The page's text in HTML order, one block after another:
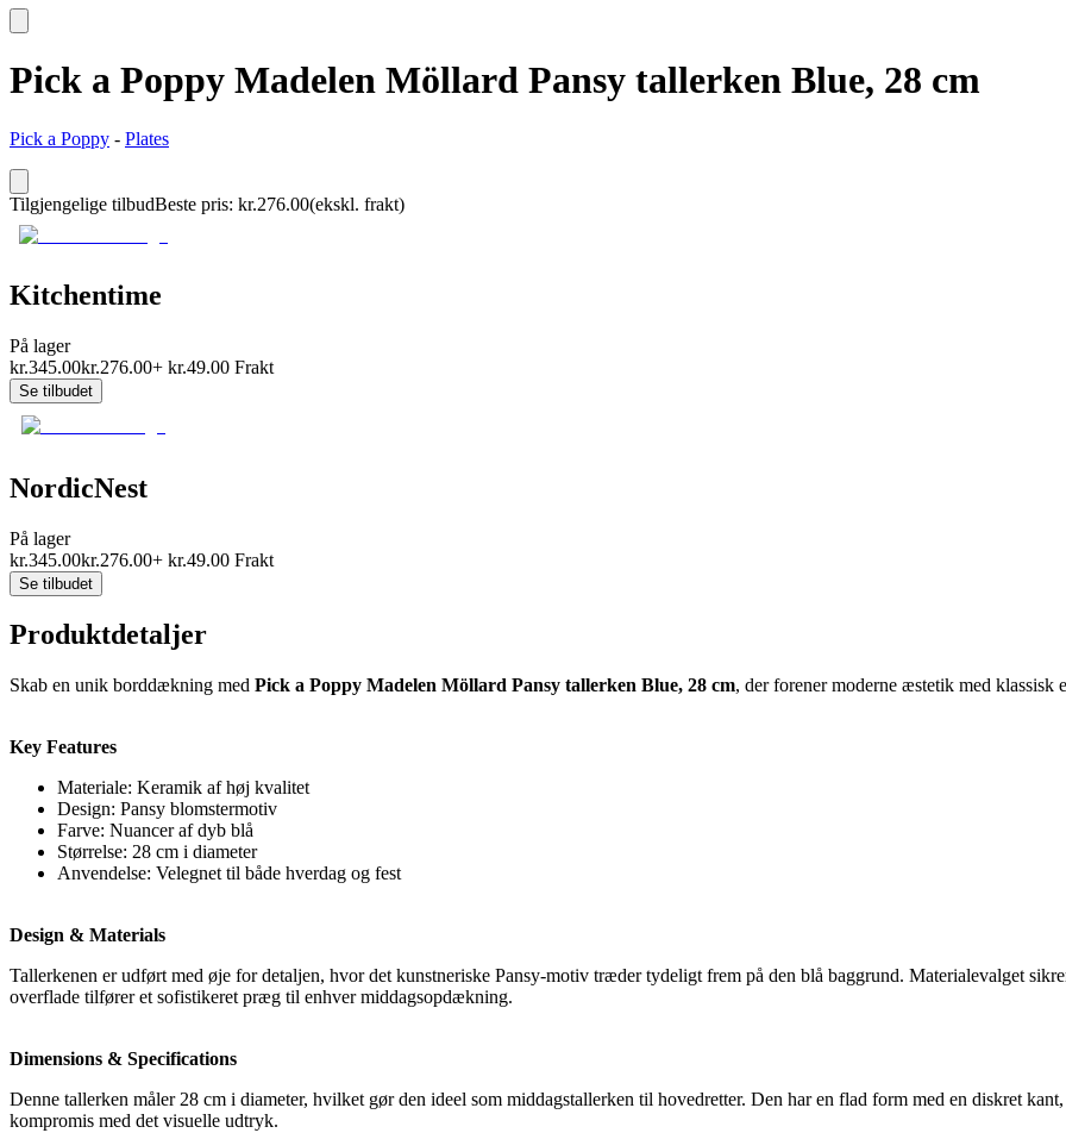
Pick a Poppy Madelen Möllard Pansy tallerken Blue, 28 cm
Pick a Poppy - Plates
Tilgjengelige tilbudBeste pris: kr.276.00(ekskl. frakt)
Kitchentime
På lager
kr.345.00kr.276.00+ kr.49.00 Frakt
Se tilbudet
NordicNest
På lager
kr.345.00kr.276.00+ kr.49.00 Frakt
Se tilbudet
Produktdetaljer
Skab en unik borddækning med Pick a Poppy Madelen Möllard Pansy tallerken Blue, 28 cm, der forener moderne æstetik med klassisk
Key Features
Materiale: Keramik af høj kvalitet
Design: Pansy blomstermotiv
Farve: Nuancer af dyb blå
Størrelse: 28 cm i diameter
Anvendelse: Velegnet til både hverdag og fest
Design & Materials
Tallerkenen er udført med øje for detaljen, hvor det kunstneriske Pansy-motiv træder tydeligt frem på den blå baggrund. Materialevalget
overflade tilfører et sofistikeret præg til enhver middagsopdækning.
Dimensions & Specifications
Denne tallerken måler 28 cm i diameter, hvilket gør den ideel som middagstallerken til hovedretter. Den har en flad form med en diskret
kompromis med det visuelle udtryk.